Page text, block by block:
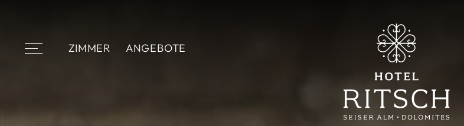
ZIMMER ANGEBOTE